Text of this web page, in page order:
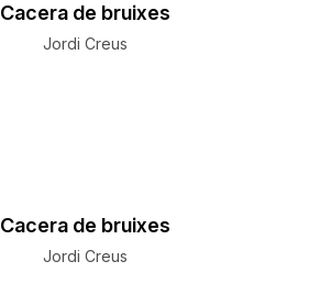
Cacera de bruixes
Jordi Creus
Cacera de bruixes
Jordi Creus